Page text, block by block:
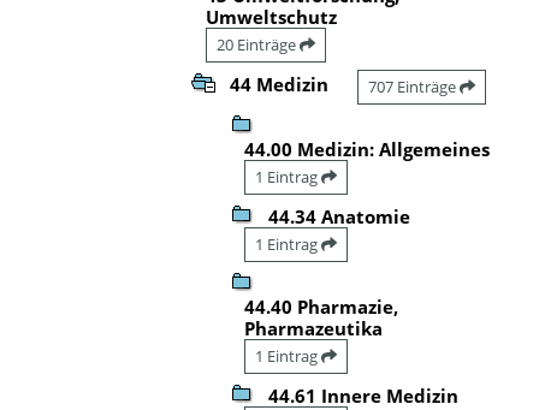
Umweltschutz
20 Einträge
44 Medizin 707 Einträge
44.00 Medizin: Allgemeines
1 Eintrag
44.34 Anatomie
1 Eintrag
44.40 Pharmazie,
Pharmazeutika
1 Eintrag
44.61 Innere Medizin